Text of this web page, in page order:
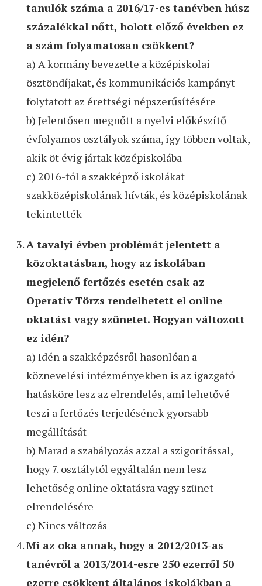
tanulók száma a 2016/17-es tanévben húsz
százalékkal nőtt, holott előző években ez
a szám folyamatosan csökkent?
a) A kormány bevezette a középiskolai
ösztöndíjakat, és kommunikációs kampányt
folytatott az érettségi népszerűsítésére
b) Jelentősen megnőtt a nyelvi előkészítő
évfolyamos osztályok száma, így többen voltak,
akik öt évig jártak középiskolába
c) 2016-tól a szakképző iskolákat
szakközépiskolának hívták, és középiskolának
tekintették
A tavalyi évben problémát jelentett a
közoktatásban, hogy az iskolában
megjelenő fertőzés esetén csak az
Operatív Törzs rendelhetett el online
oktatást vagy szünetet. Hogyan változott
ez idén?
a) Idén a szakképzésről hasonlóan a
köznevelési intézményekben is az igazgató
hatásköre lesz az elrendelés, ami lehetővé
teszi a fertőzés terjedésének gyorsabb
megállítását
b) Marad a szabályozás azzal a szigorítással,
hogy 7. osztálytól egyáltalán nem lesz
lehetőség online oktatásra vagy szünet
elrendelésére
c) Nincs változás
Mi az oka annak, hogy a 2012/2013-as
tanévről a 2013/2014-esre 250 ezerről 50
ezerre csökkent általános iskolákban a